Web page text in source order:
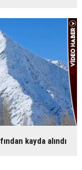
kayda alındı